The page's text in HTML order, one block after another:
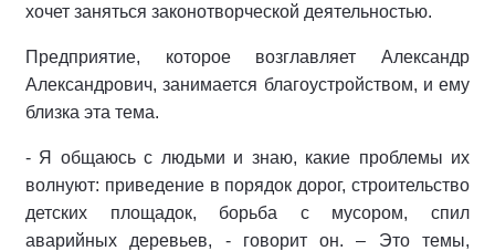
хочет заняться законотворческой деятельностью.
Предприятие, которое возглавляет Александр
Александрович, занимается благоустройством, и ему
близка эта тема.
- Я общаюсь с людьми и знаю, какие проблемы их
волнуют: приведение в порядок дорог, строительство
детских площадок, борьба с мусором, спил
аварийных деревьев, - говорит он. – Это темы,